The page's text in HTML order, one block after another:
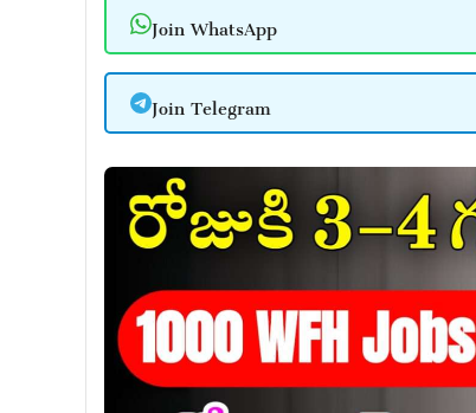
Join WhatsApp
Join Telegram